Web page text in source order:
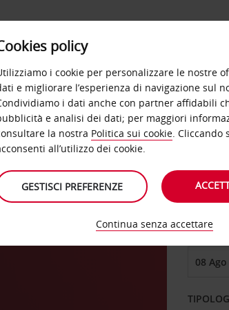
OFFERTE
DAL
policy
i cookie per personalizzare le nostre
e migliorare l’esperienza di navigazione sul
i dati anche con partner affidabili
e analisi dei dati; per maggiori
la nostra Politica sui cookie. Cliccando
all’utilizzo dei cookie.
GESTISCI PREFERENZE
Continua senza accettare